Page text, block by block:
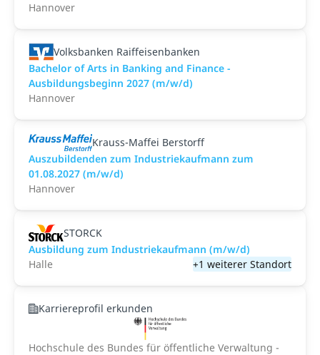
Hannover
Volksbanken Raiffeisenbanken
Bachelor of Arts in Banking and Finance -
Ausbildungsbeginn 2027 (m/w/d)
Hannover
Krauss-Maffei Berstorff
Auszubildenden zum Industriekaufmann zum
01.08.2027 (m/w/d)
Hannover
STORCK
Ausbildung zum Industriekaufmann (m/w/d)
Halle
+1 weiterer Standort
Karriereprofil erkunden
Hochschule des Bundes für öffentliche Verwaltung -